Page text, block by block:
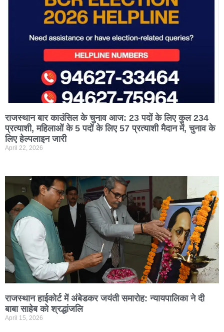
राजस्थान बार काउंसिल के चुनाव आज: 23 पदों के लिए कुल 234
प्रत्याशी, महिलाओं के 5 पदों के लिए 57 प्रत्याशी मैदान में, चुनाव के
लिए हेल्पलाइन जारी
April 22, 2026
राजस्थान हाईकोर्ट में अंबेडकर जयंती समारोह: न्यायपालिका ने दी
बाबा साहेब को श्रद्धांजलि
April 15, 2026